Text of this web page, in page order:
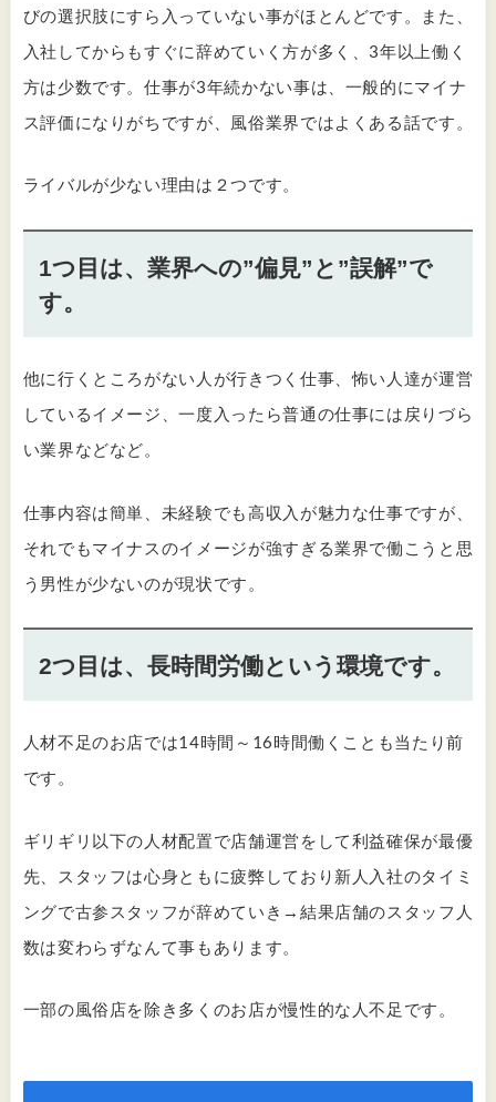
びの選択肢にすら入っていない事がほとんどです。また、
入社してからもすぐに辞めていく方が多く、3年以上働く
方は少数です。仕事が3年続かない事は、一般的にマイナ
ス評価になりがちですが、風俗業界ではよくある話です。
ライバルが少ない理由は２つです。
1つ目は、業界への”偏見”と”誤解”で
す。
他に行くところがない人が行きつく仕事、怖い人達が運営
しているイメージ、一度入ったら普通の仕事には戻りづら
い業界などなど。
仕事内容は簡単、未経験でも高収入が魅力な仕事ですが、
それでもマイナスのイメージが強すぎる業界で働こうと思
う男性が少ないのが現状です。
2つ目は、長時間労働という環境です。
人材不足のお店では14時間～16時間働くことも当たり前
です。
ギリギリ以下の人材配置で店舗運営をして利益確保が最優
先、スタッフは心身ともに疲弊しており新人入社のタイミ
ングで古参スタッフが辞めていき→結果店舗のスタッフ人
数は変わらずなんて事もあります。
一部の風俗店を除き多くのお店が慢性的な人不足です。